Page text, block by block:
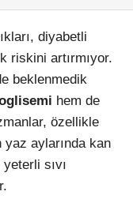
diyabetli
riskini artırmıyor.
beklenmedik
hem de
özellikle
yaz aylarında kan
sıvı